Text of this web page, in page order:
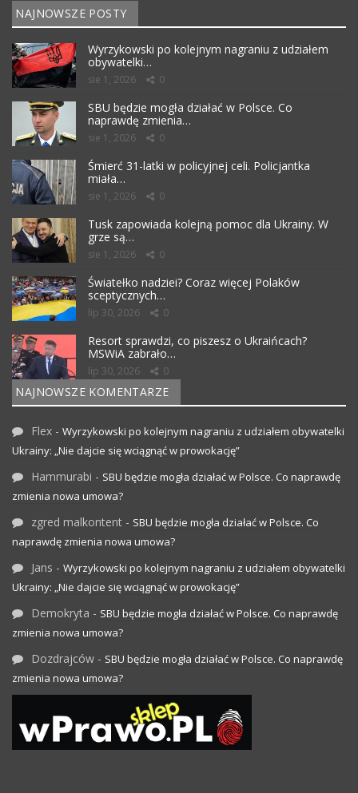
NAJNOWSZE POSTY
Wyrzykowski po kolejnym nagraniu z udziałem
obywatelki…
sie 1, 2026 0
SBU będzie mogła działać w Polsce. Co
naprawdę zmienia…
sie 1, 2026 0
Śmierć 31-latki w policyjnej celi. Policjantka
miała…
sie 1, 2026 0
Tusk zapowiada kolejną pomoc dla Ukrainy. W
grze są…
sie 1, 2026 0
Światełko nadziei? Coraz więcej Polaków
sceptycznych…
lip 30, 2026 0
Resort sprawdzi, co piszesz o Ukraińcach?
MSWiA zabrało…
lip 30, 2026 0
NAJNOWSZE KOMENTARZE
Flex - Wyrzykowski po kolejnym nagraniu z udziałem obywatelki
Ukrainy: „Nie dajcie się wciągnąć w prowokację”
Hammurabi - SBU będzie mogła działać w Polsce. Co naprawdę
zmienia nowa umowa?
zgred malkontent - SBU będzie mogła działać w Polsce. Co
naprawdę zmienia nowa umowa?
Jans - Wyrzykowski po kolejnym nagraniu z udziałem obywatelki
Ukrainy: „Nie dajcie się wciągnąć w prowokację”
Demokryta - SBU będzie mogła działać w Polsce. Co naprawdę
zmienia nowa umowa?
Dozdrajców - SBU będzie mogła działać w Polsce. Co naprawdę
zmienia nowa umowa?